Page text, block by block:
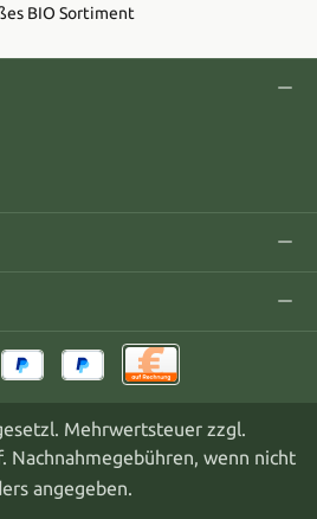
BIO Sortiment
Mehrwertsteuer zzgl.
Nachnahmegebühren, wenn nicht
angegeben.